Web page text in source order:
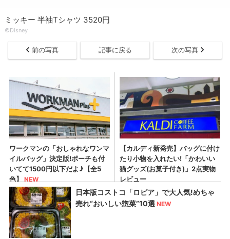
ミッキー 半袖Tシャツ 3520円
©Disney
前の写真 記事に戻る 次の写真